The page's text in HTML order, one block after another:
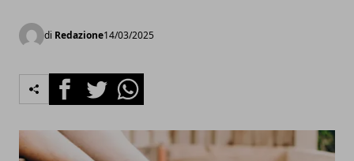
di Redazione14/03/2025
FacebookTwitterWhatsapp